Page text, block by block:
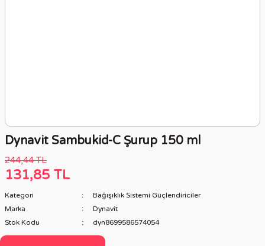
Dynavit Sambukid-C Şurup 150 ml
244,44 TL
131,85 TL
Kategori
Bağışıklık Sistemi Güçlendiriciler
Marka
Dynavit
Stok Kodu
dyn8699586574054